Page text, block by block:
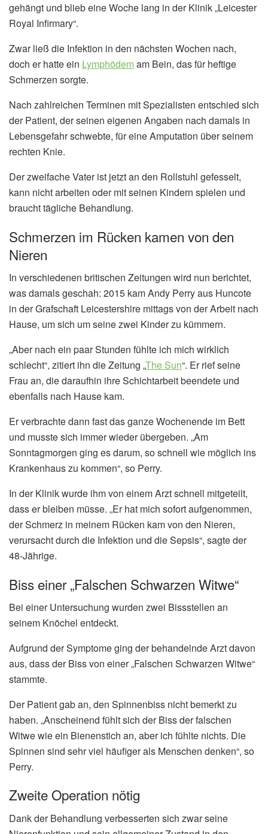
gehängt und blieb eine Woche lang in der Klinik „Leicester
Royal Infirmary“.
Zwar ließ die Infektion in den nächsten Wochen nach,
doch er hatte ein Lymphödemam Bein, das für heftige
Schmerzen sorgte.
Nach zahlreichen Terminen mit Spezialisten entschied sich
der Patient, der seinen eigenen Angaben nach damals in
Lebensgefahr schwebte, für eine Amputation über seinem
rechten Knie.
Der zweifache Vater ist jetzt an den Rollstuhl gefesselt,
kann nicht arbeiten oder mit seinen Kindern spielen und
braucht tägliche Behandlung.
Schmerzen im Rücken kamen von den
Nieren
In verschiedenen britischen Zeitungen wird nun berichtet,
was damals geschah: 2015 kam Andy Perry aus Huncote
in der Grafschaft Leicestershire mittags von der Arbeit nach
Hause, um sich um seine zwei Kinder zu kümmern.
„Aber nach ein paar Stunden fühlte ich mich wirklich
schlecht“, zitiert ihn die Zeitung „The Sun“. Er rief seine
Frau an, die daraufhin ihre Schichtarbeit beendete und
ebenfalls nach Hause kam.
Er verbrachte dann fast das ganze Wochenende im Bett
und musste sich immer wieder übergeben. „Am
Sonntagmorgen ging es darum, so schnell wie möglich ins
Krankenhaus zu kommen“, so Perry.
In der Klinik wurde ihm von einem Arzt schnell mitgeteilt,
dass er bleiben müsse. „Er hat mich sofort aufgenommen,
der Schmerz in meinem Rücken kam von den Nieren,
verursacht durch die Infektion und die Sepsis“, sagte der
48-Jährige.
Biss einer „Falschen Schwarzen Witwe“
Bei einer Untersuchung wurden zwei Bissstellen an
seinem Knöchel entdeckt.
Aufgrund der Symptome ging der behandelnde Arzt davon
aus, dass der Biss von einer „Falschen Schwarzen Witwe“
stammte.
Der Patient gab an, den Spinnenbiss nicht bemerkt zu
haben. „Anscheinend fühlt sich der Biss der falschen
Witwe wie ein Bienenstich an, aber ich fühlte nichts. Die
Spinnen sind sehr viel häufiger als Menschen denken“, so
Perry.
Zweite Operation nötig
Dank der Behandlung verbesserten sich zwar seine